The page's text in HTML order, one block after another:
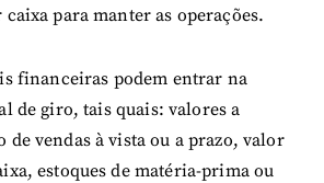
para manter as operações.
financeiras podem entrar na
de giro, tais quais: valores a
de vendas à vista ou a prazo, valor
estoques de matéria-prima ou